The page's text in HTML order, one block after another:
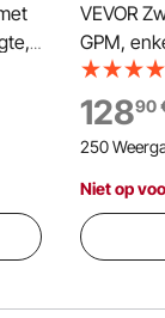
VEVOR
GPM,
12890
250
Niet op